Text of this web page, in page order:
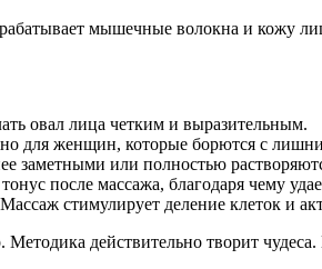
мышечные волокна и кожу
овал лица четким и выразительным.
для женщин, которые борются с
заметными или полностью
после массажа, благодаря чему
стимулирует деление клеток и
Методика действительно творит